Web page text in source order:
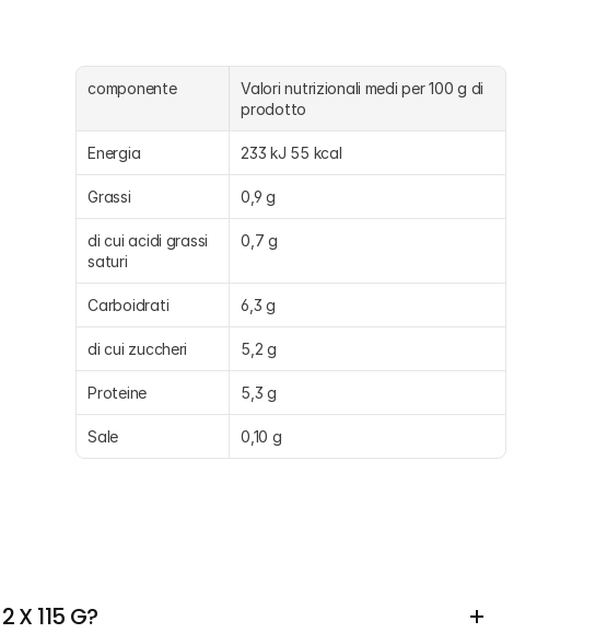
componente
Valori nutrizionali medi per 100 g di
prodotto
Energia 233 kJ 55 kcal
Grassi 0,9 g
di cui acidi grassi
saturi
0,7 g
Carboidrati 6,3 g
di cui zuccheri 5,2 g
Proteine 5,3 g
Sale 0,10 g
115 G?